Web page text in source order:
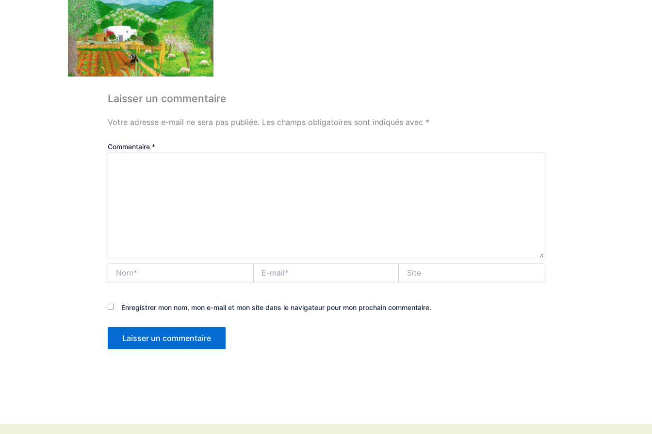
Laisser un commentaire
Votre adresse e-mail ne sera pas publiée. Les champs obligatoires sont indiqués avec *
Commentaire *
mail*
Enregistrer mon nom, mon e-mail et mon site dans le navigateur pour mon prochain commentaire.